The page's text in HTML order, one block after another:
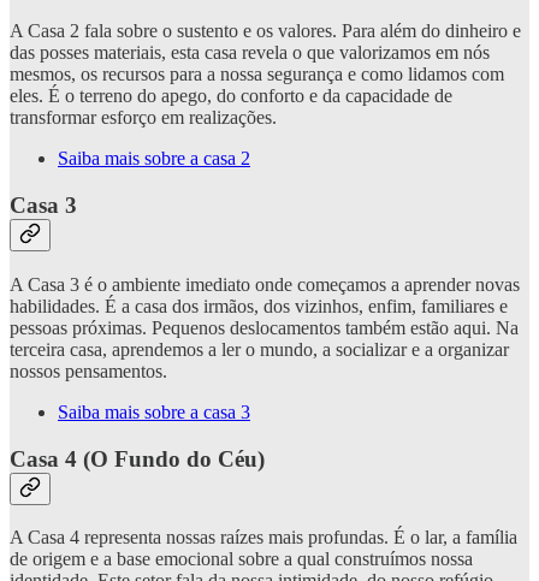
A Casa 2 fala sobre o sustento e os valores. Para além do dinheiro e
das posses materiais, esta casa revela o que valorizamos em nós
mesmos, os recursos para a nossa segurança e como lidamos com
eles. É o terreno do apego, do conforto e da capacidade de
transformar esforço em realizações.
Saiba mais sobre a casa 2
Casa 3
A Casa 3 é o ambiente imediato onde começamos a aprender novas
habilidades. É a casa dos irmãos, dos vizinhos, enfim, familiares e
pessoas próximas. Pequenos deslocamentos também estão aqui. Na
terceira casa, aprendemos a ler o mundo, a socializar e a organizar
nossos pensamentos.
Saiba mais sobre a casa 3
Casa 4 (O Fundo do Céu)
A Casa 4 representa nossas raízes mais profundas. É o lar, a família
de origem e a base emocional sobre a qual construímos nossa